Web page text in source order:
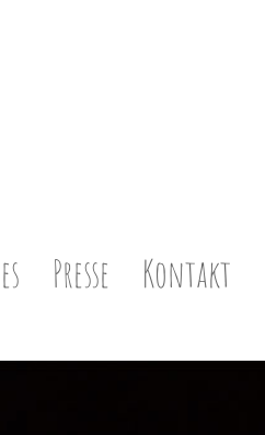
Presse Kontakt